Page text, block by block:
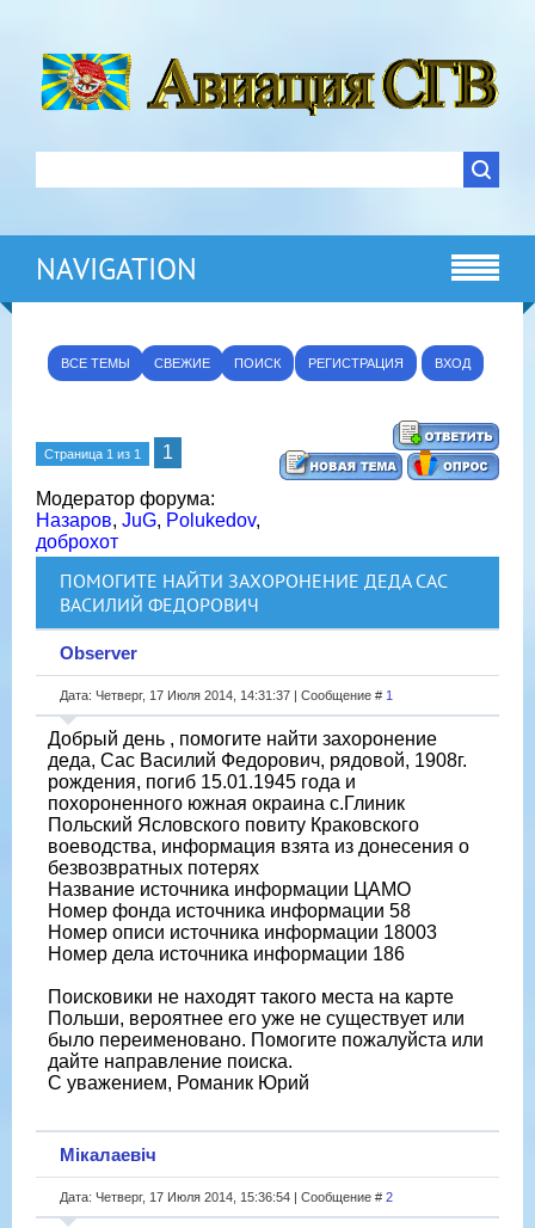
NAVIGATION
ВСЕ ТЕМЫ СВЕЖИЕ ПОИСК РЕГИСТРАЦИЯ ВХОД
Страница 1 из 1 1
Модератор форума:
Назаров, JuG, Polukedov,
доброхот
ПОМОГИТЕ НАЙТИ ЗАХОРОНЕНИЕ ДЕДА САС
ВАСИЛИЙ ФЕДОРОВИЧ
Observer
Дата: Четверг, 17 Июля 2014, 14:31:37 | Сообщение # 1
Добрый день , помогите найти захоронение
деда, Сас Василий Федорович, рядовой, 1908г.
рождения, погиб 15.01.1945 года и
похороненного южная окраина с.Глиник
Польский Ясловского повиту Краковского
воеводства, информация взята из донесения о
безвозвратных потерях
Название источника информации ЦАМО
Номер фонда источника информации 58
Номер описи источника информации 18003
Номер дела источника информации 186
Поисковики не находят такого места на карте
Польши, вероятнее его уже не существует или
было переименовано. Помогите пожалуйста или
дайте направление поиска.
С уважением, Романик Юрий
Мікалаевіч
Дата: Четверг, 17 Июля 2014, 15:36:54 | Сообщение # 2